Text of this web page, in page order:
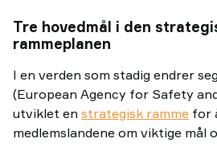
Tre hovedmål i den
rammeplanen
I en verden som stadig endrer
(European Agency for Safety
utviklet en strategisk ramme for
medlemslandene om viktige mål